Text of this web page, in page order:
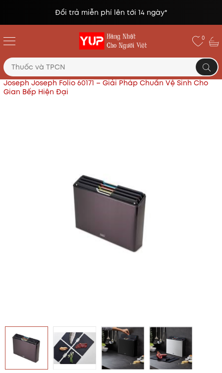
Đổi trả miễn phí lên tới 14 ngày*
0
Trang chủ Gia dụng Nhật
Bộ Thớt Kháng Khuẩn
Joseph Joseph Folio 60171 – Giải Pháp Chuẩn Vệ Sinh Cho
Gian Bếp Hiện Đại